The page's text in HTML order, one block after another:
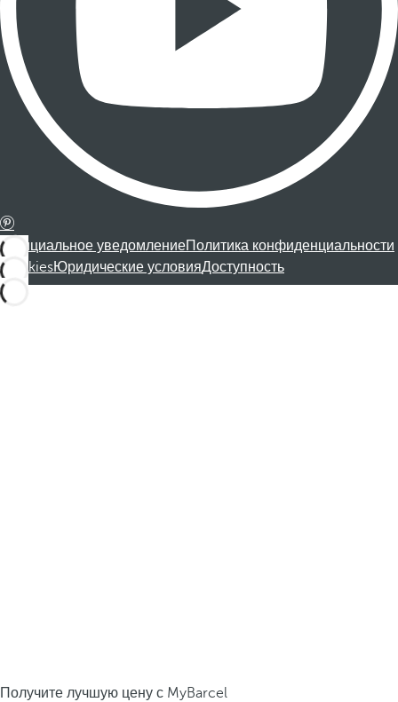
Официальное уведомлениеПолитика конфиденциальности
CookiesЮридические условияДоступность
Получите лучшую цену с MyBarcel